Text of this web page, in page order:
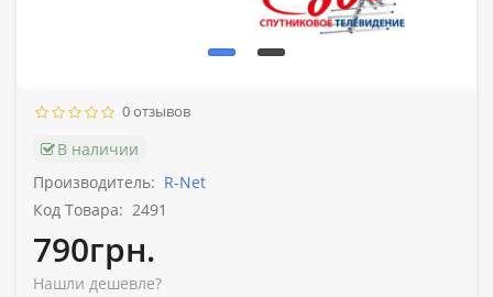
0 отзывов
В наличии
Производитель: R-Net
Код Товара: 2491
790грн.
Нашли дешевле?